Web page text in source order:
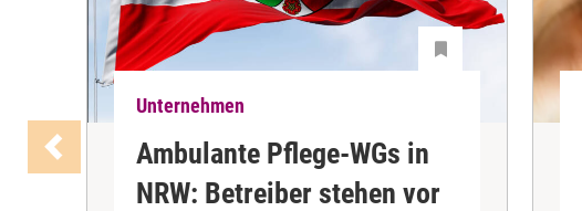
Unternehmen
Ambulante Pflege-WGs in
NRW: Betreiber stehen vor